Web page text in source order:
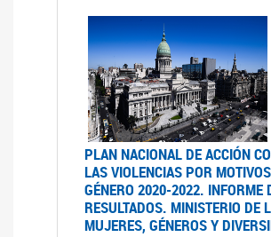
PLAN NACIONAL DE ACCIÓN
LAS VIOLENCIAS POR
GÉNERO 2020-2022. INFORME
RESULTADOS. MINISTERIO DE
MUJERES, GÉNEROS Y